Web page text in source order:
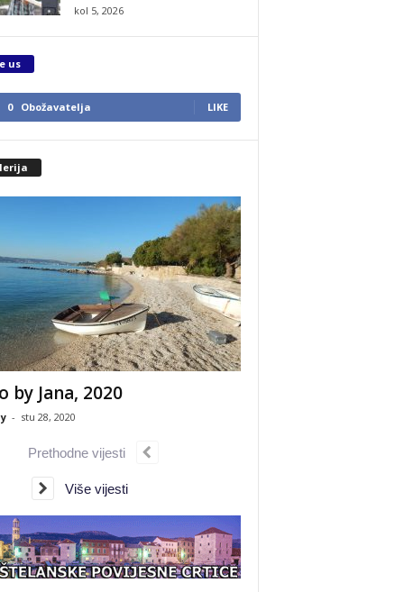
kol 5, 2026
us
0 Obožavatelja LIKE
by Jana, 2020
- stu 28, 2020
Prethodne vijesti
Više vijesti